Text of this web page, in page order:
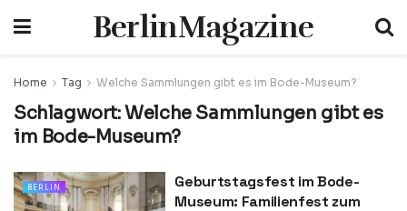
BerlinMagazine
Home Tag Welche Sammlungen gibt es im Bode-Museum?
Schlagwort:Welche Sammlungen gibt es
im Bode-Museum?
BERLIN
Geburtstagsfest im Bode-
Museum: Familienfest zum